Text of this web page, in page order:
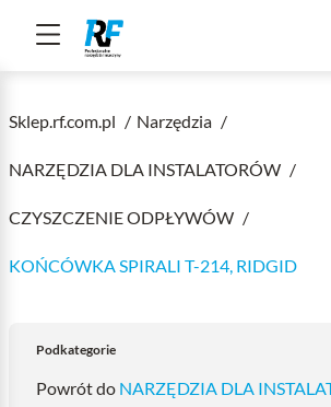
Sklep.rf.com.pl Narzędzia
NARZĘDZIA DLA INSTALATORÓW
CZYSZCZENIE ODPŁYWÓW
KOŃCÓWKA SPIRALI T-214, RIDGID
Podkategorie
Powrót do NARZĘDZIA DLA